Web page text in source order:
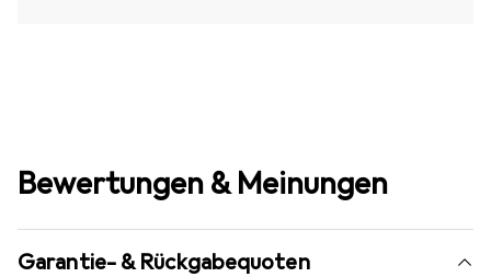
Bewertungen & Meinungen
Garantie- & Rückgabequoten